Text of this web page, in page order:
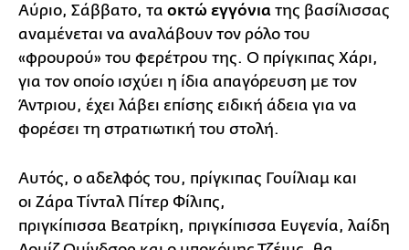
Αύριο, Σάββατο, τα οκτώ εγγόνια της βασίλισσας
αναμένεται να αναλάβουν τον ρόλο του
«φρουρού» του φερέτρου της. Ο πρίγκιπας Χάρι,
για τον οποίο ισχύει η ίδια απαγόρευση με τον
Άντριου, έχει λάβει επίσης ειδική άδεια για να
φορέσει τη στρατιωτική του στολή.
Αυτός, ο αδελφός του, πρίγκιπας Γουίλιαμ και
οι Ζάρα Τίνταλ Πίτερ Φίλιπς,
πριγκίπισσα Βεατρίκη, πριγκίπισσα Ευγενία, λαίδη